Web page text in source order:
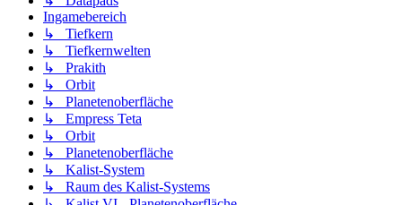
Ingamebereich
↳ Tiefkern
↳ Tiefkernwelten
↳ Prakith
↳ Orbit
↳ Planetenoberfläche
↳ Empress Teta
↳ Orbit
↳ Planetenoberfläche
↳ Kalist-System
↳ Raum des Kalist-Systems